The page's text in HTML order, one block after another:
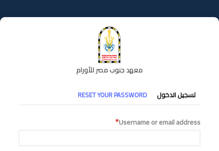
إلى
المحتوى
معهد جنوب مصر للأورام
التبويبات
الأساسية
تسجيل الدخول RESET YOUR PASSWORD
Username or email address